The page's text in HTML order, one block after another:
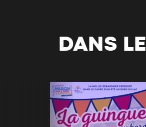
DANS LE